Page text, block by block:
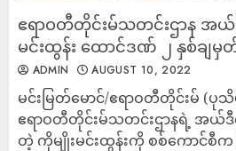
ဧရာဝတီတိုင်းမ်သတင်းဌာန အယ်
မင်းထွန်း ထောင်ဒဏ် ၂ နှစ်ချမှ
ADMIN AUGUST 10, 2022
မင်းမြတ်မောင်/ဧရာဝတီတိုင်းမ် (
ဧရာဝတီတိုင်းမ်သတင်းဌာနရဲ့ အယ်ဒီ
တဲ့ ကိုမျိုးမင်းထွန်းကို စစ်ကောင်